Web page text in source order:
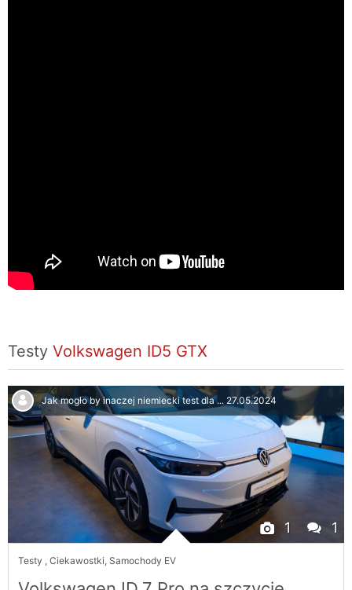
Testy Volkswagen ID5 GTX
1 1
Jak mogło by inaczej niemiecki test dla ... 27.05.2024
Testy , Ciekawostki, Samochody EV